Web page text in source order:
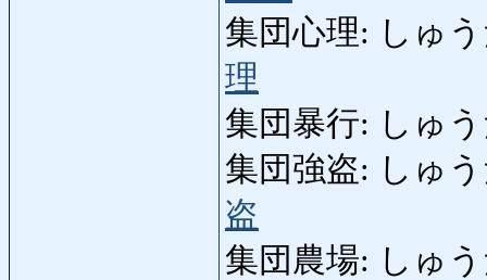
集団心理: しゅ
理
集団暴行: しゅ
集団強盗: しゅ
盗
集団農場: しゅ